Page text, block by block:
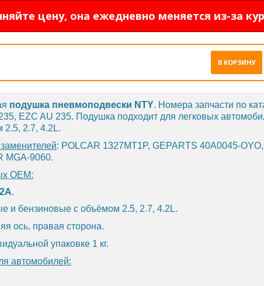
цену, она ежедневно меняется из-за
В КОРЗИНУ
подушка пневмоподвески NTY. Номера запчасти по
EZC AU 235. Подушка подходит для легковых
2.5, 2.7, 4.2L.
: POLCAR 1327MT1P, GEPARTS 40A0045-
MGA-9060.
OEM:
.
и бензиновые с объёмом 2.5, 2.7, 4.2L.
ось, правая сторона.
упаковке 1 кг.
автомобилей: